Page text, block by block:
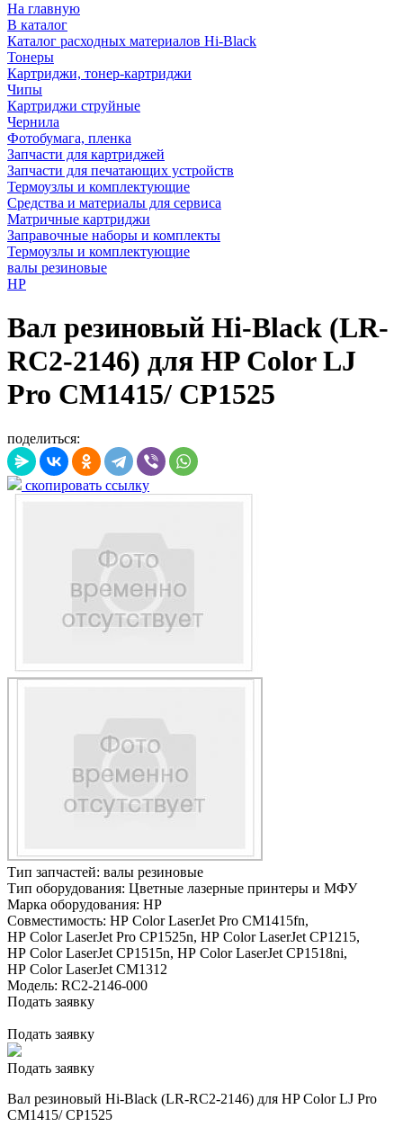
На главную
В каталог
Каталог расходных материалов Hi-Black
Тонеры
Картриджи, тонер-картриджи
Чипы
Картриджи струйные
Чернила
Фотобумага, пленка
Запчасти для картриджей
Запчасти для печатающих устройств
Термоузлы и комплектующие
Средства и материалы для сервиса
Матричные картриджи
Заправочные наборы и комплекты
Термоузлы и комплектующие
валы резиновые
HP
Вал резиновый Hi-Black (LR-
RC2-2146) для HP Color LJ
Pro CM1415/ CP1525
поделиться:
скопировать ссылку
Тип запчастей: валы резиновые
Тип оборудования: Цветные лазерные принтеры и МФУ
Марка оборудования: HP
Совместимость: HP Color LaserJet Pro CM1415fn,
HP Color LaserJet Pro CP1525n, HP Color LaserJet CP1215,
HP Color LaserJet CP1515n, HP Color LaserJet CP1518ni,
HP Color LaserJet CM1312
Модель: RC2-2146-000
Подать заявку
Подать заявку
Подать заявку
Вал резиновый Hi-Black (LR-RC2-2146) для HP Color LJ Pro
CM1415/ CP1525